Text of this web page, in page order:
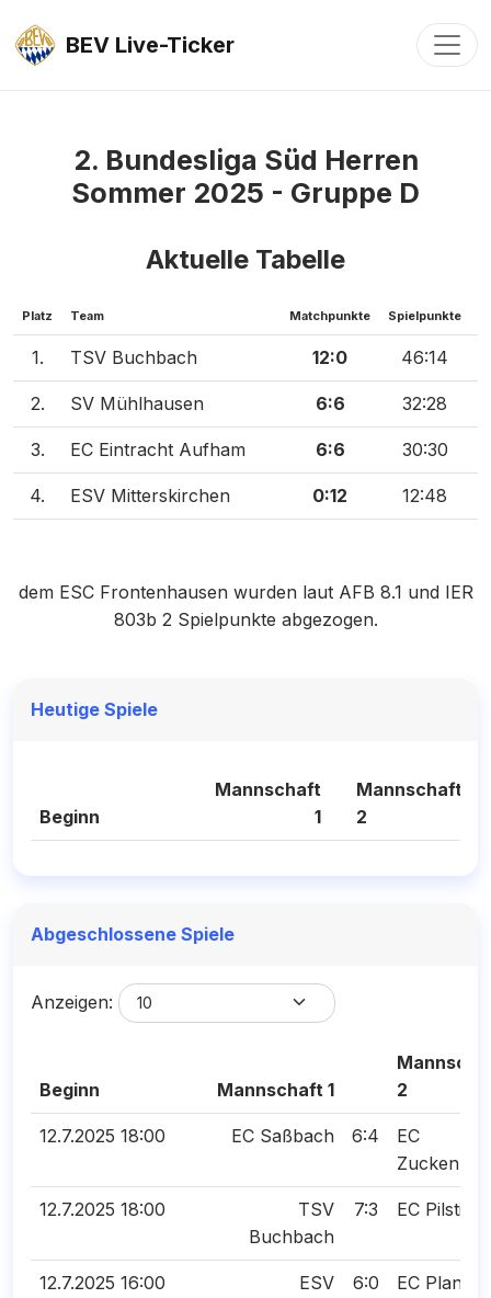
BEV Live-Ticker
2. Bundesliga Süd Herren
Sommer 2025 - Gruppe D
Aktuelle Tabelle
Platz Team Matchpunkte Spielpunkte
1. TSV Buchbach 12:0 46:14
2. SV Mühlhausen 6:6 32:28
3. EC Eintracht Aufham 6:6 30:30
4. ESV Mitterskirchen 0:12 12:48
dem ESC Frontenhausen wurden laut AFB 8.1 und IER
803b 2 Spielpunkte abgezogen.
Heutige Spiele
Beginn
Mannschaft
1
Mannschaft
2
Abgeschlossene Spiele
Anzeigen:
Beginn Mannschaft 1
2
12.7.2025 18:00 EC Saßbach 6:4
EC
Zuckenried
12.7.2025 18:00
TSV
Buchbach
7:3 EC Pilsting
12.7.2025 16:00
ESV
6:0
EC Planegg